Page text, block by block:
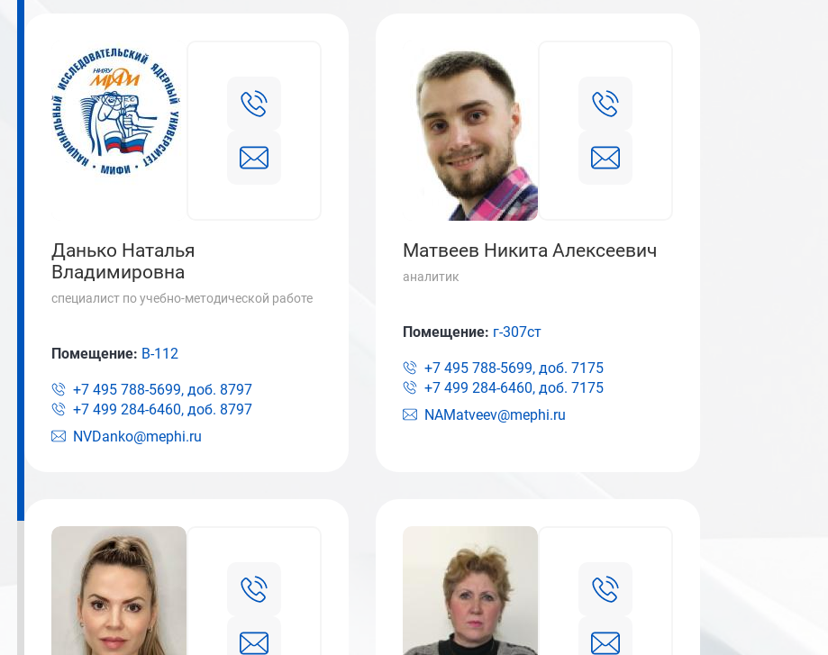
Данько Наталья
Владимировна
специалист по учебно-методической работе
NVDanko@mephi.ru
Помещение: В-112
+7 495 788-5699, доб. 8797
+7 499 284-6460, доб. 8797
Матвеев Никита Алексеевич
аналитик
NAMatveev@mephi.ru
Помещение: г-307ст
+7 495 788-5699, доб. 7175
+7 499 284-6460, доб. 7175